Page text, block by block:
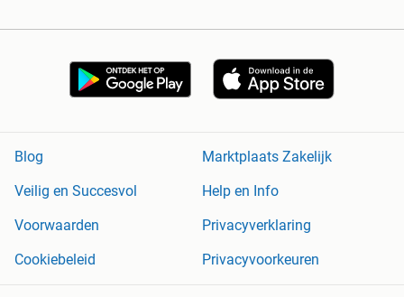
Blog
Marktplaats Zakelijk
Veilig en Succesvol
Help en Info
Voorwaarden
Privacyverklaring
Cookiebeleid
Privacyvoorkeuren